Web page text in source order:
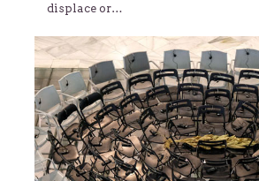
displace or…